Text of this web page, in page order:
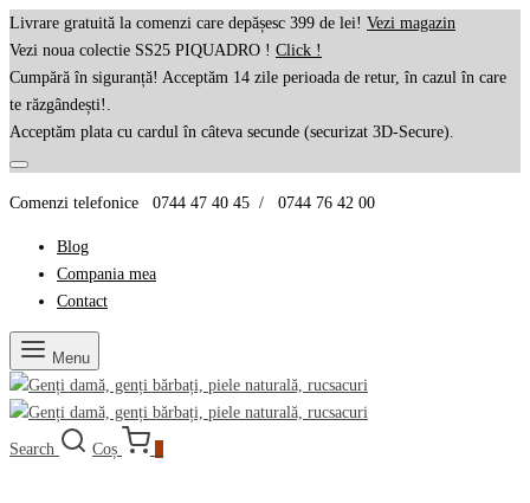
Livrare gratuită la comenzi care depășesc 399 de lei! Vezi magazin
Vezi noua colectie SS25 PIQUADRO ! Click !
Cumpără în siguranță! Acceptăm 14 zile perioada de retur, în cazul în care
te răzgândești!.
Acceptăm plata cu cardul în câteva secunde (securizat 3D-Secure).
Comenzi telefonice 0744 47 40 45 / 0744 76 42 00
Blog
Compania mea
Contact
Menu
Search Coș